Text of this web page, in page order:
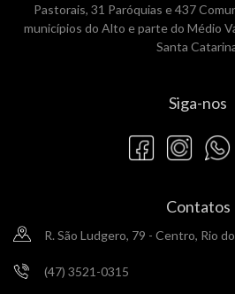
Pastorais, 31 Paróquias e 437
municípios do Alto e parte do Médio
Santa
Siga-nos
Contatos
R. São Ludgero, 79 - Centro, Rio
(47) 3521-0315